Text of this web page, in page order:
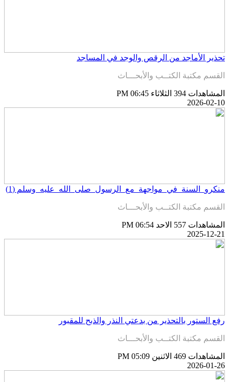
الأماجد من الرقص والوجد في المساجد
مكتبة الكتــب والأبحـــاث
394
الثلاثاء PM 06:45
2026-02-
(1)
مكتبة الكتــب والأبحـــاث
557
الاحد PM 06:54
2025-12-
الستور بالتحذير من بدعتي النذر والذبح للمقبور
مكتبة الكتــب والأبحـــاث
469
الاثنين PM 05:09
2026-01-